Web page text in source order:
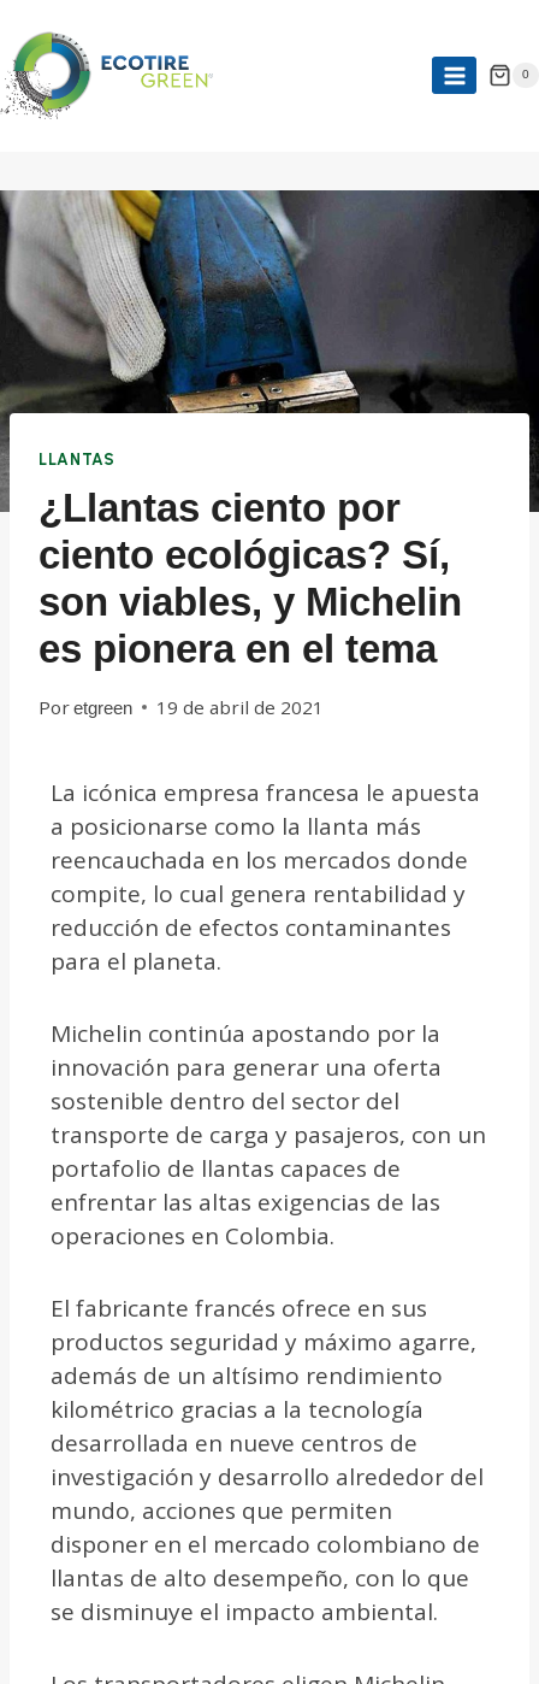
0
LLANTAS
¿Llantas ciento por
ciento ecológicas? Sí,
son viables, y Michelin
es pionera en el tema
Poretgreen 19 de abril de 2021
La icónica empresa francesa le apuesta
a posicionarse como la llanta más
reencauchada en los mercados donde
compite, lo cual genera rentabilidad y
reducción de efectos contaminantes
para el planeta.
Michelin continúa apostando por la
innovación para generar una oferta
sostenible dentro del sector del
transporte de carga y pasajeros, con un
portafolio de llantas capaces de
enfrentar las altas exigencias de las
operaciones en Colombia.
El fabricante francés ofrece en sus
productos seguridad y máximo agarre,
además de un altísimo rendimiento
kilométrico gracias a la tecnología
desarrollada en nueve centros de
investigación y desarrollo alrededor del
mundo, acciones que permiten
disponer en el mercado colombiano de
llantas de alto desempeño, con lo que
se disminuye el impacto ambiental.